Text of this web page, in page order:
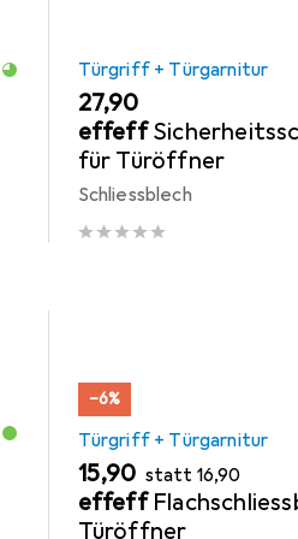
Türgriff + Türgarnitur
EUR
27,90
effeff
für Türöffner
Schliessblech
−6%
Türgriff + Türgarnitur
EUR
15,90 statt EUR
16,90
effeff
Türöffner